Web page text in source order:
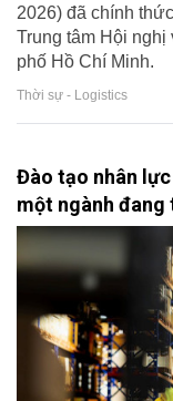
2026) đã chính
Trung tâm Hội nghị
phố Hồ Chí Minh.
Thời sự - Logistics
Đào tạo nhân
một ngành đang